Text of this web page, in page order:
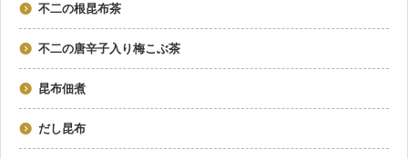
不二の根昆布茶
不二の唐辛子入り梅こぶ茶
昆布佃煮
だし昆布